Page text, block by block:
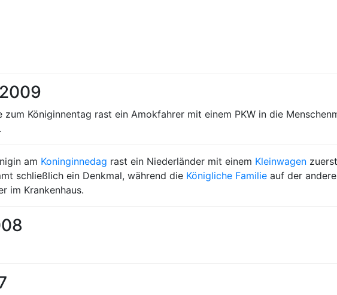
Königinnentag rast ein Amokfahrer mit einem PKW in die
am Koninginnedag rast ein Niederländer mit einem Kleinwagen
schließlich ein Denkmal, während die Königliche Familie auf der
im Krankenhaus.